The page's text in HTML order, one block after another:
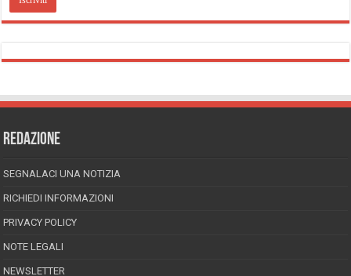
REDAZIONE
SEGNALACI UNA NOTIZIA
RICHIEDI INFORMAZIONI
PRIVACY POLICY
NOTE LEGALI
NEWSLETTER